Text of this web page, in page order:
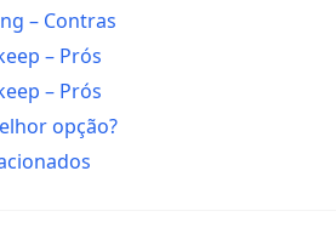
– Contras
– Prós
– Prós
opção?